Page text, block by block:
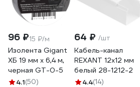
96 ₽15 ₽/м
Изолента Gigant
ХБ 19 мм х 6,4 м,
черная GT-0-5
4.1(50)
64 ₽ /шт
Кабель-канал
REXANT 12x12 мм
белый 28-1212-2
4.4(14)